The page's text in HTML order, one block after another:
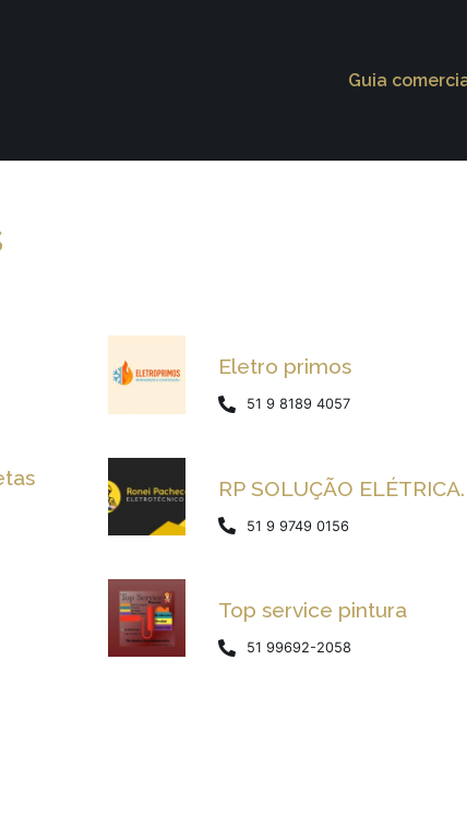
Guia
Eletro primos
51 9 8189 4057
RP SOLUÇÃO ELÉTRICA.
51 9 9749 0156
Top service pintura
51 99692-2058